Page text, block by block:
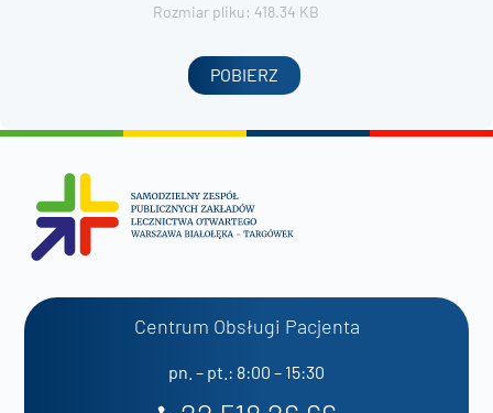
Rozmiar pliku: 418.34 KB
POBIERZ
Centrum Obsługi Pacjenta
pn. – pt.: 8:00 – 15:30